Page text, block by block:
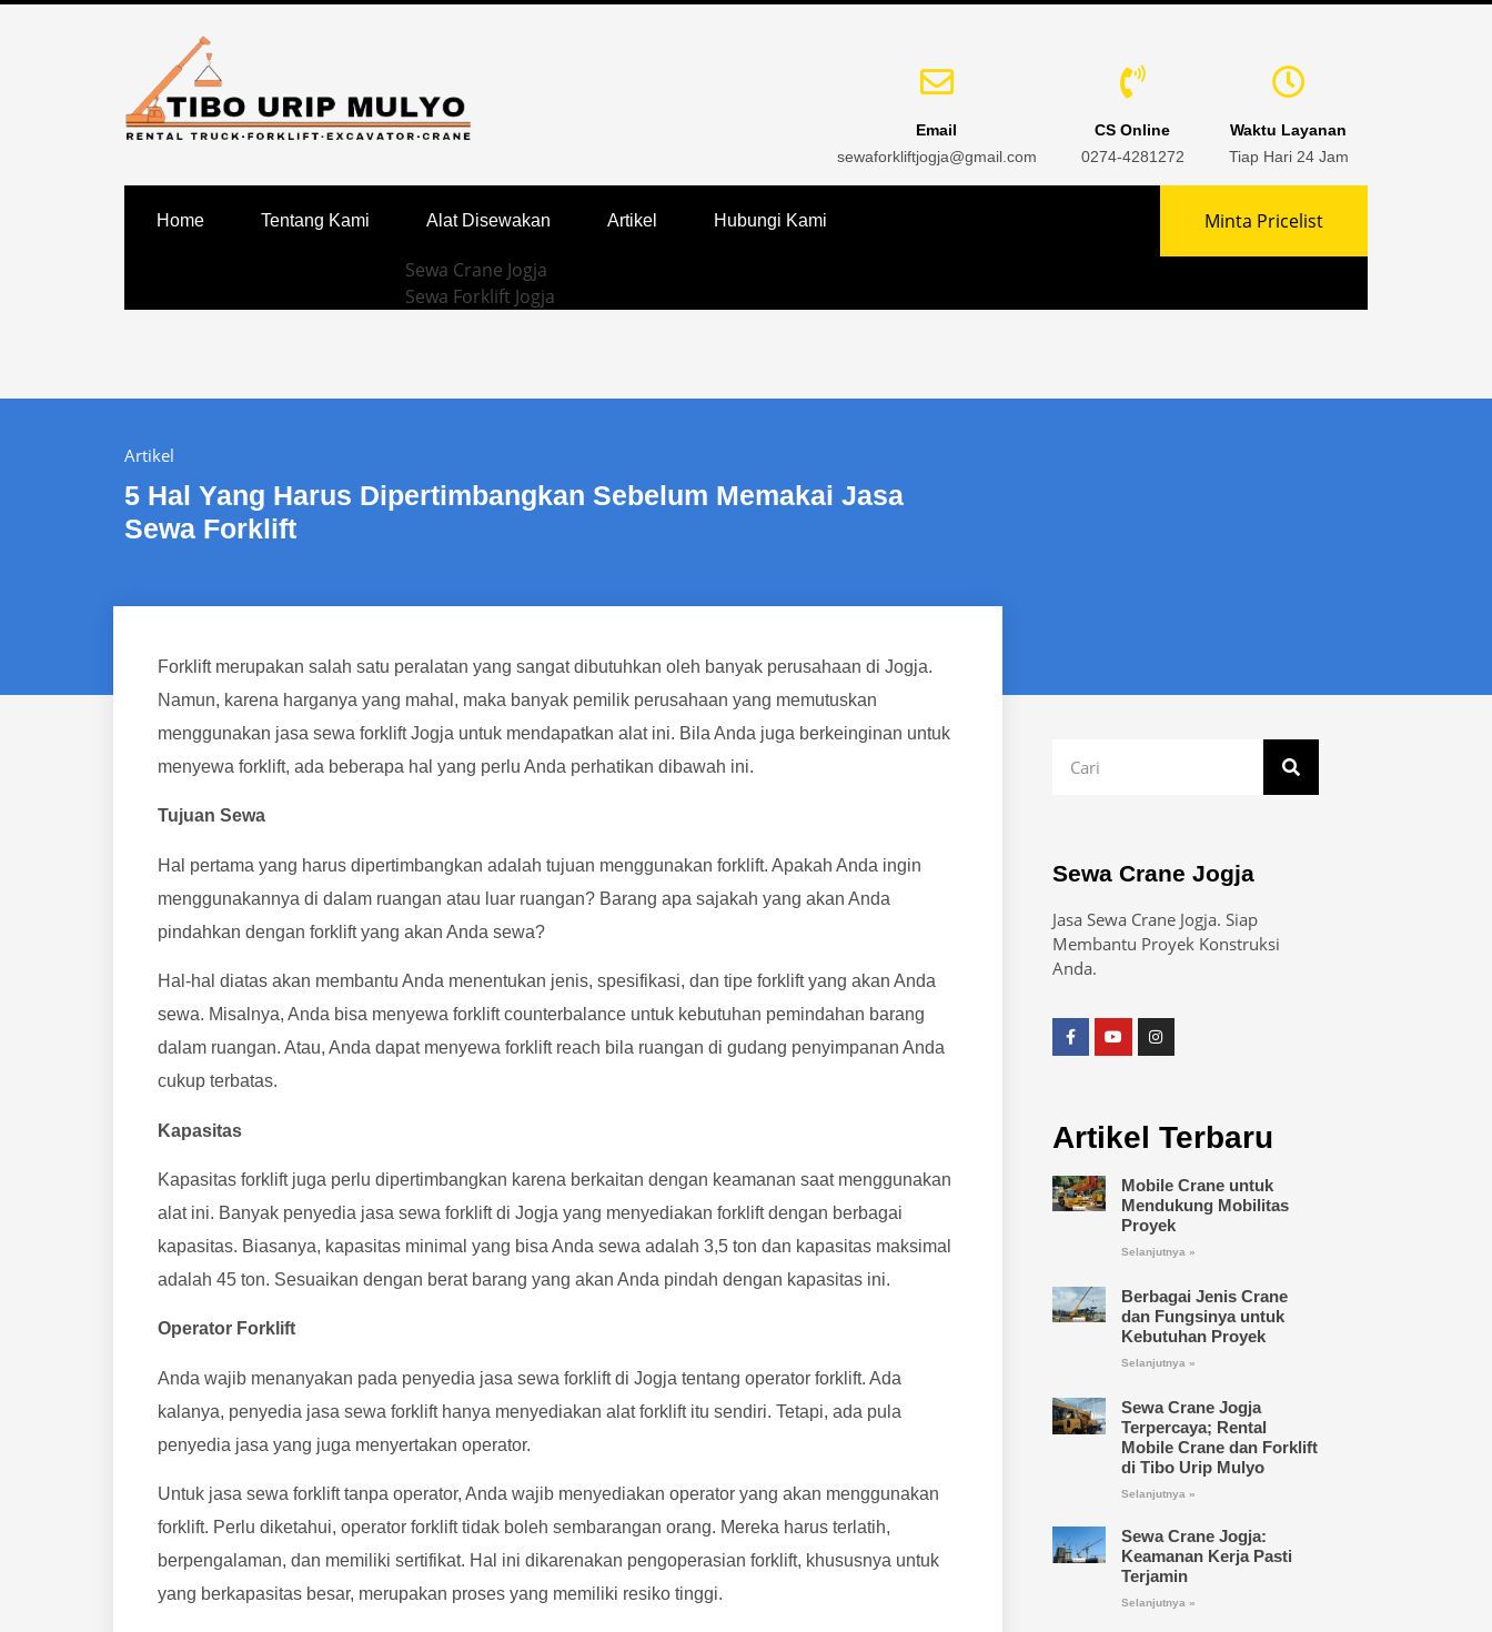
Email
sewaforkliftjogja@gmail.com
CS Online
0274-4281272
Waktu Layanan
Tiap Hari 24 Jam
Home Tentang Kami Alat Disewakan
Sewa Crane Jogja
Sewa Forklift Jogja
Artikel Hubungi Kami Minta Pricelist
Artikel
5 Hal Yang Harus Dipertimbangkan Sebelum Memakai Jasa
Sewa Forklift
Forklift merupakan salah satu peralatan yang sangat dibutuhkan oleh banyak perusahaan di Jogja.
Namun, karena harganya yang mahal, maka banyak pemilik perusahaan yang memutuskan
menggunakan jasa sewa forklift Jogja untuk mendapatkan alat ini. Bila Anda juga berkeinginan untuk
menyewa forklift, ada beberapa hal yang perlu Anda perhatikan dibawah ini.
Tujuan Sewa
Hal pertama yang harus dipertimbangkan adalah tujuan menggunakan forklift. Apakah Anda ingin
menggunakannya di dalam ruangan atau luar ruangan? Barang apa sajakah yang akan Anda
pindahkan dengan forklift yang akan Anda sewa?
Hal-hal diatas akan membantu Anda menentukan jenis, spesifikasi, dan tipe forklift yang akan Anda
sewa. Misalnya, Anda bisa menyewa forklift counterbalance untuk kebutuhan pemindahan barang
dalam ruangan. Atau, Anda dapat menyewa forklift reach bila ruangan di gudang penyimpanan Anda
cukup terbatas.
Kapasitas
Kapasitas forklift juga perlu dipertimbangkan karena berkaitan dengan keamanan saat menggunakan
alat ini. Banyak penyedia jasa sewa forklift di Jogja yang menyediakan forklift dengan berbagai
kapasitas. Biasanya, kapasitas minimal yang bisa Anda sewa adalah 3,5 ton dan kapasitas maksimal
adalah 45 ton. Sesuaikan dengan berat barang yang akan Anda pindah dengan kapasitas ini.
Operator Forklift
Anda wajib menanyakan pada penyedia jasa sewa forklift di Jogja tentang operator forklift. Ada
kalanya, penyedia jasa sewa forklift hanya menyediakan alat forklift itu sendiri. Tetapi, ada pula
penyedia jasa yang juga menyertakan operator.
Untuk jasa sewa forklift tanpa operator, Anda wajib menyediakan operator yang akan menggunakan
forklift. Perlu diketahui, operator forklift tidak boleh sembarangan orang. Mereka harus terlatih,
berpengalaman, dan memiliki sertifikat. Hal ini dikarenakan pengoperasian forklift, khususnya untuk
yang berkapasitas besar, merupakan proses yang memiliki resiko tinggi.
Sewa Crane Jogja
Jasa Sewa Crane Jogja. Siap
Membantu Proyek Konstruksi
Anda.
Artikel Terbaru
Mobile Crane untuk
Mendukung Mobilitas
Proyek
Selanjutnya »
Berbagai Jenis Crane
dan Fungsinya untuk
Kebutuhan Proyek
Selanjutnya »
Sewa Crane Jogja
Terpercaya; Rental
Mobile Crane dan Forklift
di Tibo Urip Mulyo
Selanjutnya »
Sewa Crane Jogja:
Keamanan Kerja Pasti
Terjamin
Selanjutnya »